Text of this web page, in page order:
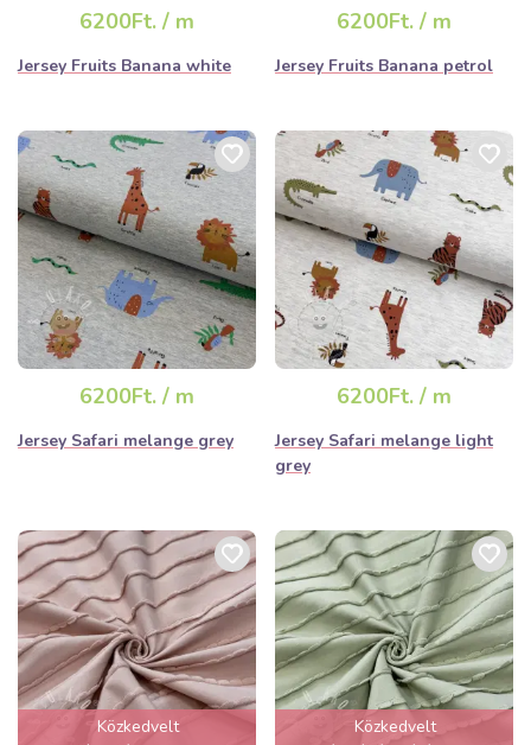
6200Ft. / m
Jersey Fruits Banana white
6200Ft. / m
Jersey Fruits Banana petrol
6200Ft. / m
Jersey Safari melange grey
6200Ft. / m
Jersey Safari melange light
grey
Közkedvelt
Közkedvelt